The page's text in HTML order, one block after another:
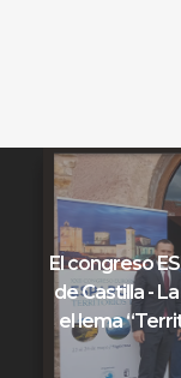
El congreso
de Castilla -
el lema